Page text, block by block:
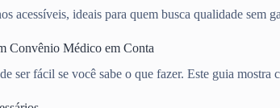
acessíveis, ideais para quem busca qualidade
Convênio Médico em Conta
ser fácil se você sabe o que fazer. Este guia